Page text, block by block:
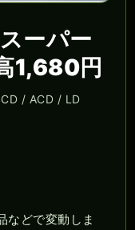
ーパー
1,680円
/ ACD / LD
などで変動しま